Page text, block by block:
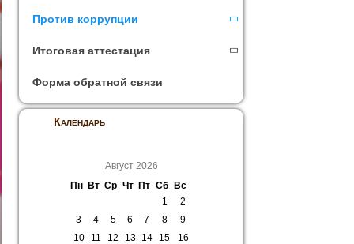
Против коррупции
Итоговая аттестация
Форма обратной связи
Календарь
Август 2026
Пн
Вт Ср Чт Пт Сб
Вс
1
2
3
4 5 6 7 8
9
10
11 12 13 14 15
16